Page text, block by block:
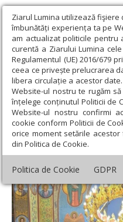
Ziarul Lumina utilizează
îmbunătăți experiența ta pe
am actualizat politicile pentru
curentă a Ziarului Lumina
Regulamentul (UE) 2016/679
ceea ce privește prelucrarea
libera circulație a acestor
Website-ul nostru te rugăm
înțelege conținutul Politicii de
Website-ul nostru confirmi
cookie conform Politicii de
orice moment setările
din Politica de Cookie.
Politica de Cookie GDPR
Ziarul Lumina › Actualitate
„Din suflet pentru viață” la
Proiectul catehetic
la Târgu Mureș